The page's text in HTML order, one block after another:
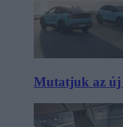
Mutatjuk az új